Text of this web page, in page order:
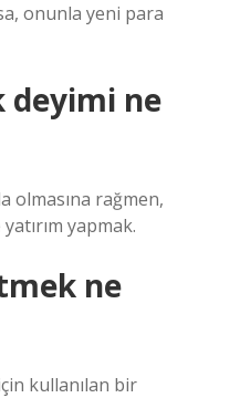
onunla yeni para
deyimi ne
olmasına rağmen,
yapmak.
ne
kullanılan bir